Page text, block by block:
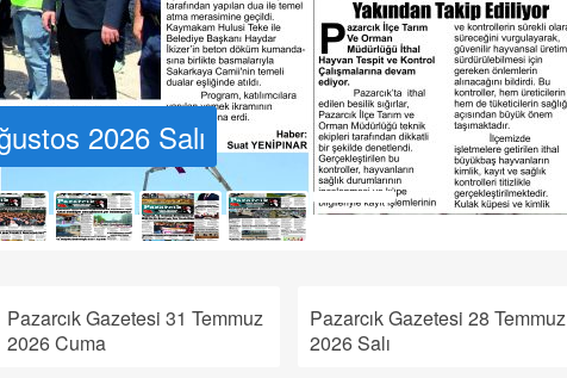
2026 Salı
Pazarcık Gazetesi 31 Temmuz
2026 Cuma
Pazarcık Gazetesi 28 Temmuz
2026 Salı